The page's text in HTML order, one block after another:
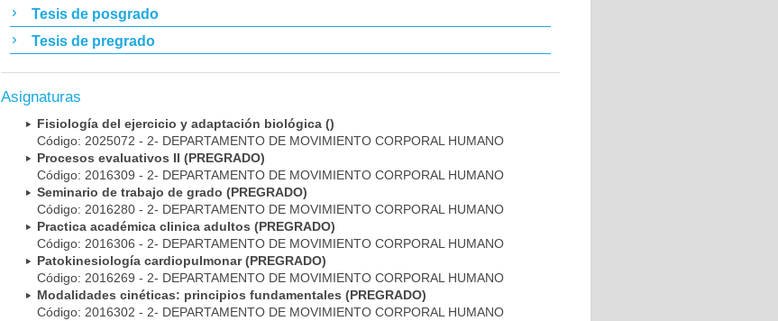
Tesis de posgrado
Tesis de pregrado
Asignaturas
Fisiología del ejercicio y adaptación biológica ()
Código: 2025072 - 2- DEPARTAMENTO DE MOVIMIENTO CORPORAL HUMANO
Procesos evaluativos II (PREGRADO)
Código: 2016309 - 2- DEPARTAMENTO DE MOVIMIENTO CORPORAL HUMANO
Seminario de trabajo de grado (PREGRADO)
Código: 2016280 - 2- DEPARTAMENTO DE MOVIMIENTO CORPORAL HUMANO
Practica académica clinica adultos (PREGRADO)
Código: 2016306 - 2- DEPARTAMENTO DE MOVIMIENTO CORPORAL HUMANO
Patokinesiología cardiopulmonar (PREGRADO)
Código: 2016269 - 2- DEPARTAMENTO DE MOVIMIENTO CORPORAL HUMANO
Modalidades cinéticas: principios fundamentales (PREGRADO)
Código: 2016302 - 2- DEPARTAMENTO DE MOVIMIENTO CORPORAL HUMANO